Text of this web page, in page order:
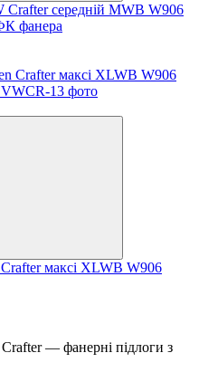
Crafter середній MWB W906
фанера
максі XLWB W906
— фанерні підлоги з